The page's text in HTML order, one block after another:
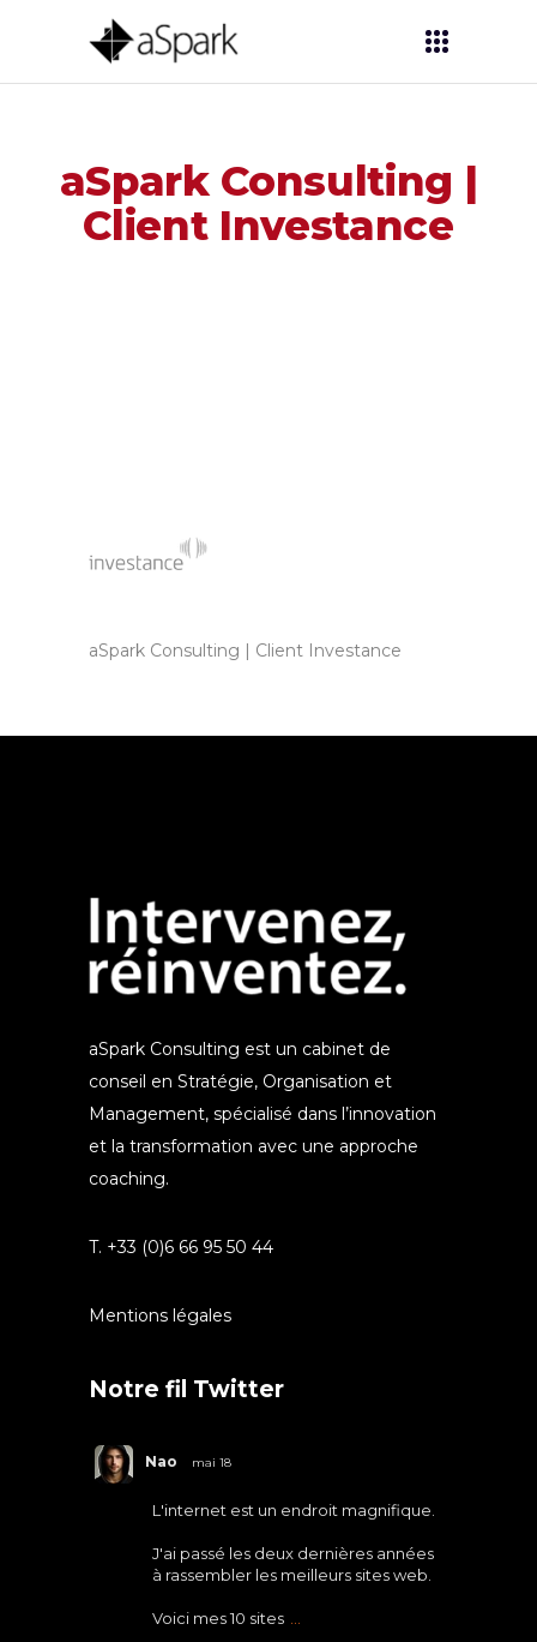
aSpark Consulting |
Client Investance
aSpark Consulting | Client Investance
aSpark Consulting est un cabinet de
conseil en Stratégie, Organisation et
Management, spécialisé dans l’innovation
et la transformation avec une approche
coaching.
T. +33 (0)6 66 95 50 44
Mentions légales
Notre fil Twitter
Nao mai 18
L'internet est un endroit magnifique.
J'ai passé les deux dernières années
à rassembler les meilleurs sites web.
Voici mes 10 sites